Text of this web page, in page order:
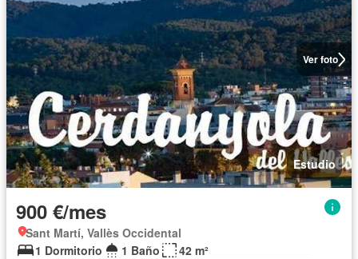
Ver foto
Estudio
900 €/mes
Sant Martí, Vallès Occidental
1 Dormitorio
1 Baño
42 m²